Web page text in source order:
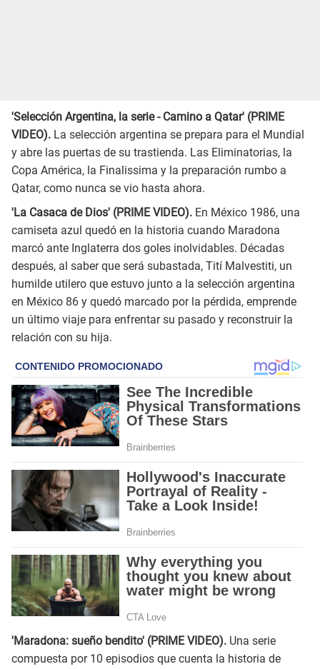
'Selección Argentina, la serie - Camino a Qatar' (PRIME
VIDEO). La selección argentina se prepara para el Mundial
y abre las puertas de su trastienda. Las Eliminatorias, la
Copa América, la Finalissima y la preparación rumbo a
Qatar, como nunca se vio hasta ahora.
'La Casaca de Dios' (PRIME VIDEO). En México 1986, una
camiseta azul quedó en la historia cuando Maradona
marcó ante Inglaterra dos goles inolvidables. Décadas
después, al saber que será subastada, Tití Malvestiti, un
humilde utilero que estuvo junto a la selección argentina
en México 86 y quedó marcado por la pérdida, emprende
un último viaje para enfrentar su pasado y reconstruir la
relación con su hija.
'Maradona: sueño bendito' (PRIME VIDEO). Una serie
compuesta por 10 episodios que cuenta la historia de